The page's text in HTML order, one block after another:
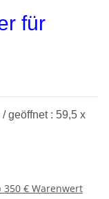
für
geöffnet : 59,5 x
€ Warenwert